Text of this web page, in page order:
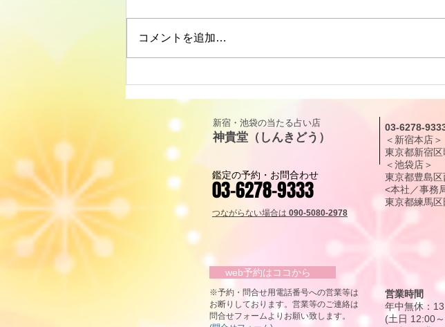
ト解説｜カップ・キング
包容力」
ト解説｜カ
と愛情」
コメントを追加…
新宿・池袋の当たる占い​店
神貴堂（しんきどう）
鑑定の予約・お問合わせ
03-6278-9333
つながらない場合は 090-5080-2978
03-6278-
＜新宿本店＞
東京都新宿
＜池袋店＞
東京都豊島
<本社／事務
東京都練馬区
web予約はココから
​※予約・問合せ用電話番号への営業等は
お断りしております。営業等のご連絡は
問合せフォームよりお願い致します。
営業時間
年中無休：
(土日 12:00